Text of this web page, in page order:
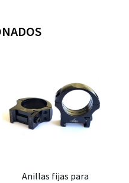
Anillas fijas para